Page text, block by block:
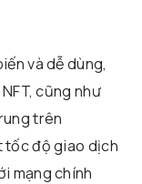
và dễ dùng,
cũng như
trên
tốc độ giao dịch
mạng chính